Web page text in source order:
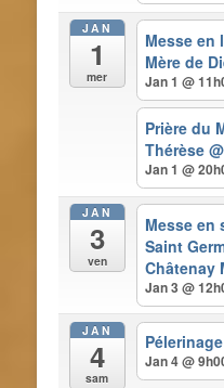
JAN
1
mer
Messe en
Mère de
Jan 1 @
Prière du
Thérèse
Jan 1 @
JAN
3
ven
Messe en
Saint
Châtenay
Jan 3 @
JAN
4
sam
Jan 4 @